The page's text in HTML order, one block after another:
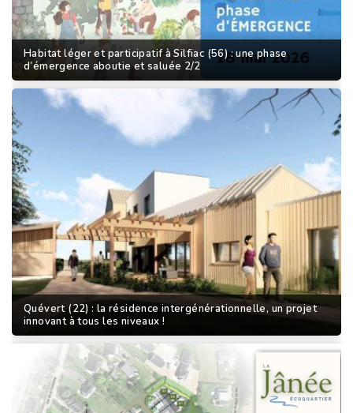
Habitat léger et participatif à Silfiac (56) : une phase
d’émergence aboutie et saluée 2/2
Quévert (22) : la résidence intergénérationnelle, un projet
innovant à tous les niveaux !